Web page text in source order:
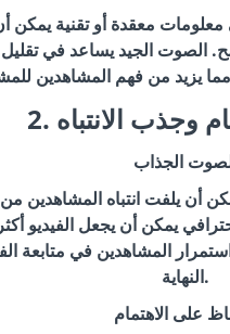
معلومات معقدة أو تقنية يمكن
الصوت الجيد يساعد في تقليل
وجذب الانتباه
الجذاب
أن يلفت انتباه المشاهدين
يمكن أن يجعل الفيديو
المشاهدين في متابعة
النهاية.
على الاهتمام